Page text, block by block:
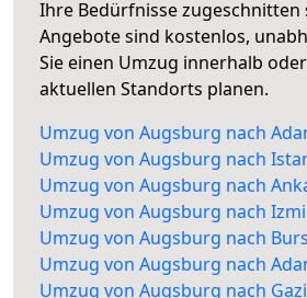
Ihre Bedürfnisse zugeschnitten
Angebote sind kostenlos,
Sie einen Umzug innerhalb
aktuellen Standorts planen.
Umzug von Augsburg nach
Umzug von Augsburg nach
Umzug von Augsburg nach
Umzug von Augsburg nach
Umzug von Augsburg nach
Umzug von Augsburg nach
Umzug von Augsburg nach